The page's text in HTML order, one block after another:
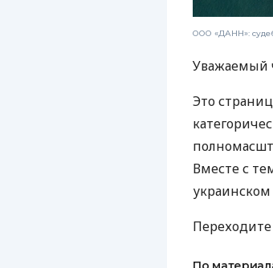
ООО «ДАНН»:
Уважаемый
Это
Вместе с